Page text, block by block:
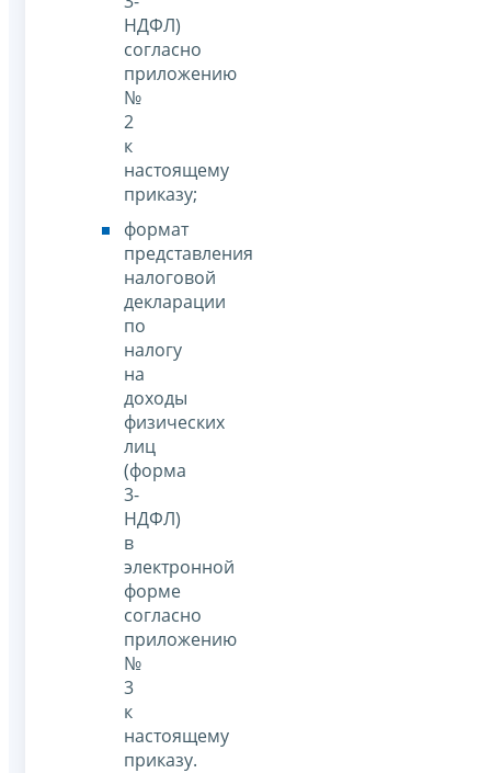
НДФЛ)
согласно
приложению
№
2
к
настоящему
приказу;
формат
представления
налоговой
декларации
по
налогу
на
доходы
физических
лиц
(форма
3-
НДФЛ)
в
электронной
форме
согласно
приложению
№
3
к
настоящему
приказу.